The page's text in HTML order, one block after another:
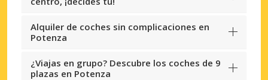
Alquiler de coches sin complicaciones en
Potenza
¿Viajas en grupo? Descubre los coches de 9
plazas en Potenza